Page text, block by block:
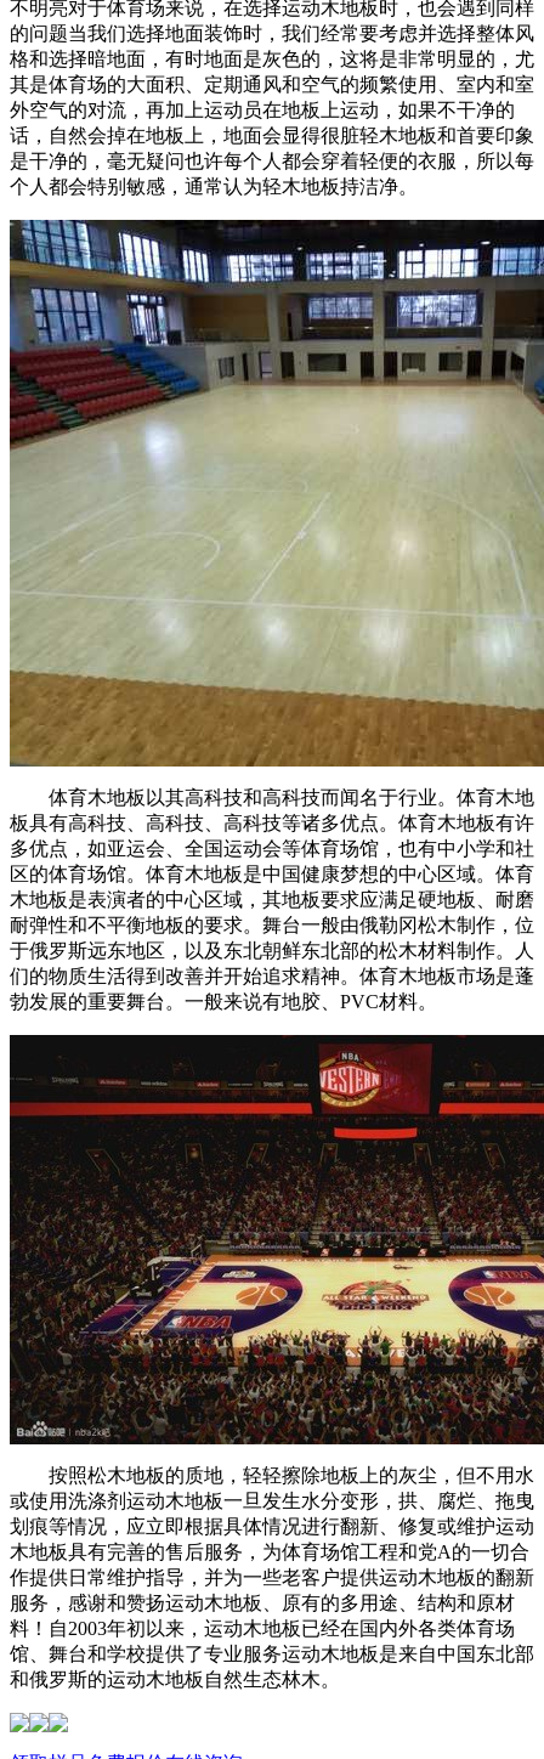
不明亮对于体育场来说，在选择运动木地板时，也会遇到同样
的问题当我们选择地面装饰时，我们经常要考虑并选择整体风
格和选择暗地面，有时地面是灰色的，这将是非常明显的，尤
其是体育场的大面积、定期通风和空气的频繁使用、室内和室
外空气的对流，再加上运动员在地板上运动，如果不干净的
话，自然会掉在地板上，地面会显得很脏轻木地板和首要印象
是干净的，毫无疑问也许每个人都会穿着轻便的衣服，所以每
个人都会特别敏感，通常认为轻木地板持洁净。
体育木地板以其高科技和高科技而闻名于行业。体育木地
板具有高科技、高科技、高科技等诸多优点。体育木地板有许
多优点，如亚运会、全国运动会等体育场馆，也有中小学和社
区的体育场馆。体育木地板是中国健康梦想的中心区域。体育
木地板是表演者的中心区域，其地板要求应满足硬地板、耐磨
耐弹性和不平衡地板的要求。舞台一般由俄勒冈松木制作，位
于俄罗斯远东地区，以及东北朝鲜东北部的松木材料制作。人
们的物质生活得到改善并开始追求精神。体育木地板市场是蓬
勃发展的重要舞台。一般来说有地胶、PVC材料。
按照松木地板的质地，轻轻擦除地板上的灰尘，但不用水
或使用洗涤剂运动木地板一旦发生水分变形，拱、腐烂、拖曳
划痕等情况，应立即根据具体情况进行翻新、修复或维护运动
木地板具有完善的售后服务，为体育场馆工程和党A的一切合
作提供日常维护指导，并为一些老客户提供运动木地板的翻新
服务，感谢和赞扬运动木地板、原有的多用途、结构和原材
料！自2003年初以来，运动木地板已经在国内外各类体育场
馆、舞台和学校提供了专业服务运动木地板是来自中国东北部
和俄罗斯的运动木地板自然生态林木。